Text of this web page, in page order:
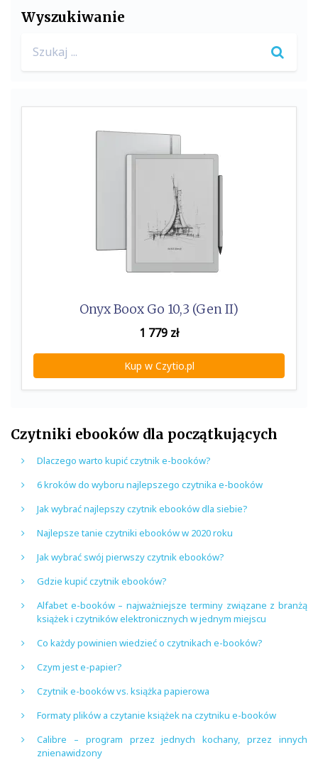
k
Wyszukiwanie
for:
Onyx Boox Go 10,3 (Gen II)
1 779 zł
Kup w Czytio.pl
Czytniki ebooków dla początkujących
Dlaczego warto kupić czytnik e-booków?
6 kroków do wyboru najlepszego czytnika e-booków
Jak wybrać najlepszy czytnik ebooków dla siebie?
Najlepsze tanie czytniki ebooków w 2020 roku
Jak wybrać swój pierwszy czytnik ebooków?
Gdzie kupić czytnik ebooków?
Alfabet e-booków – najważniejsze terminy związane z branżą
książek i czytników elektronicznych w jednym miejscu
Co każdy powinien wiedzieć o czytnikach e-booków?
Czym jest e-papier?
Czytnik e-booków vs. książka papierowa
Formaty plików a czytanie książek na czytniku e-booków
Calibre – program przez jednych kochany, przez innych
znienawidzony